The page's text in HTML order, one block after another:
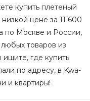
купить плетеный
цене за 11 600
по Москве и России,
товаров из
ищите, где купить
по адресу, в Kwa-
и квартиры!